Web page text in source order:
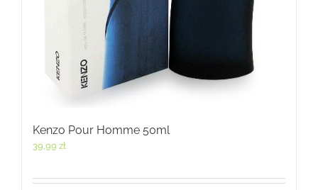
Kenzo Pour Homme 50ml
39,99 zł